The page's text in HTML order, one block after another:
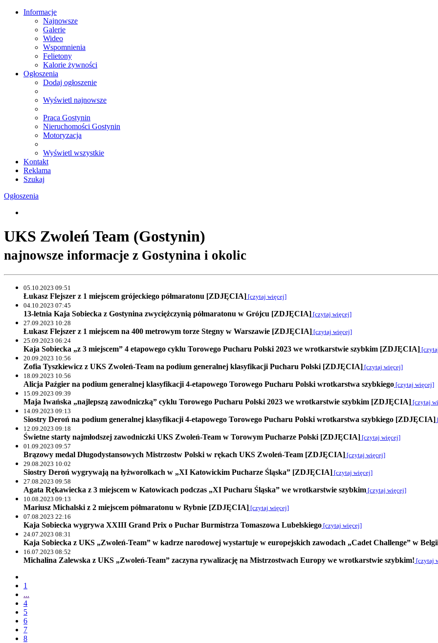
Informacje
Najnowsze
Galerie
Wideo
Wspomnienia
Felietony
Kalorie żywności
Ogłoszenia
Dodaj ogłoszenie
Wyświetl najnowsze
Praca Gostynin
Nieruchomości Gostynin
Motoryzacja
Wyświetl wszystkie
Kontakt
Reklama
Szukaj
Ogłoszenia
UKS Zwoleń Team (Gostynin)
najnowsze informacje z Gostynina i okolic
05.10.2023 09:51
Łukasz Flejszer z 1 miejscem grójeckiego półmaratonu [ZDJĘCIA] [czytaj więcej]
04.10.2023 07:45
13-letnia Kaja Sobiecka z Gostynina zwyciężczynią półmaratonu w Grójcu [ZDJĘCIA] [czytaj więcej]
27.09.2023 10:28
Łukasz Flejszer z 1 miejscem na 400 metrowym torze Stegny w Warszawie [ZDJĘCIA] [czytaj więcej]
25.09.2023 06:24
Kaja Sobiecka „z 3 miejscem” 4 etapowego cyklu Torowego Pucharu Polski 2023 we wrotkarstwie szybkim [ZDJĘCIA]
20.09.2023 10:56
Zofia Tyszkiewicz z UKS Zwoleń-Team na podium generalnej klasyfikacji Pucharu Polski [ZDJĘCIA] [czytaj więcej]
18.09.2023 10:56
Alicja Paźgier na podium generalnej klasyfikacji 4-etapowego Torowego Pucharu Polski wrotkarstwa szybkiego [czytaj więcej]
15.09.2023 09:39
Maja Iwańska „najlepszą zawodniczką” cyklu Torowego Pucharu Polski 2023 we wrotkarstwie szybkim [ZDJĘCIA] [czytaj
14.09.2023 09:13
Siostry Deroń na podium generalnej klasyfikacji 4-etapowego Torowego Pucharu Polski wrotkarstwa szybkiego [ZDJĘCIA]
12.09.2023 09:18
Świetne starty najmłodszej zawodniczki UKS Zwoleń-Team w Torowym Pucharze Polski [ZDJĘCIA] [czytaj więcej]
01.09.2023 09:57
Brązowy medal Długodystansowych Mistrzostw Polski w rękach UKS Zwoleń-Team [ZDJĘCIA] [czytaj więcej]
29.08.2023 10:02
Siostry Deroń wygrywają na łyżworolkach w „XI Katowickim Pucharze Śląska” [ZDJĘCIA] [czytaj więcej]
27.08.2023 09:58
Agata Rękawiecka z 3 miejscem w Katowicach podczas „XI Pucharu Śląska” we wrotkarstwie szybkim [czytaj więcej]
10.08.2023 09:13
Mariusz Michalski z 2 miejscem półmaratonu w Rybnie [ZDJĘCIA] [czytaj więcej]
07.08.2023 22:16
Kaja Sobiecka wygrywa XXIII Grand Prix o Puchar Burmistrza Tomaszowa Lubelskiego [czytaj więcej]
24.07.2023 08:31
Kaja Sobiecka z UKS „Zwoleń-Team” w kadrze narodowej wystartuje w europejskich zawodach „Cadet Challenge” w
16.07.2023 08:52
Michalina Zalewska z UKS „Zwoleń-Team” zaczyna rywalizację na Mistrzostwach Europy we wrotkarstwie szybkim! [czytaj
1
...
4
5
6
7
8